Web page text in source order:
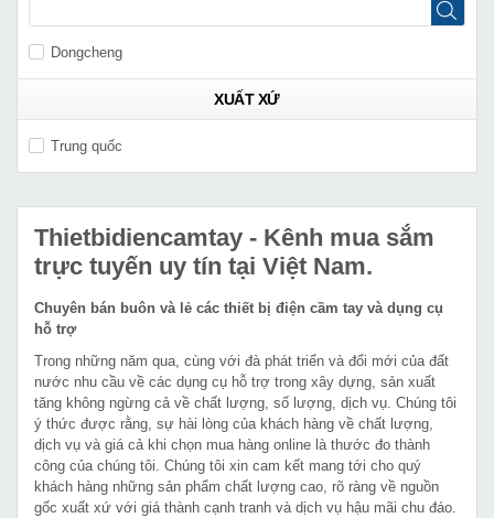
Dongcheng
XUẤT XỨ
Trung quốc
Thietbidiencamtay - Kênh mua sắm
trực tuyến uy tín tại Việt Nam.
Chuyên bán buôn và lẻ các thiết bị điện cầm tay và dụng cụ
hỗ trợ
Trong những năm qua, cùng với đà phát triển và đổi mới của đất
nước nhu cầu về các dụng cụ hỗ trợ trong xây dựng, sản xuất
tăng không ngừng cả về chất lượng, số lượng, dịch vụ. Chúng tôi
ý thức được rằng, sự hài lòng của khách hàng về chất lượng,
dịch vụ và giá cả khi chọn mua hàng online là thước đo thành
công của chúng tôi. Chúng tôi xin cam kết mang tới cho quý
khách hàng những sản phẩm chất lượng cao, rõ ràng về nguồn
gốc xuất xứ với giá thành cạnh tranh và dịch vụ hậu mãi chu đáo.